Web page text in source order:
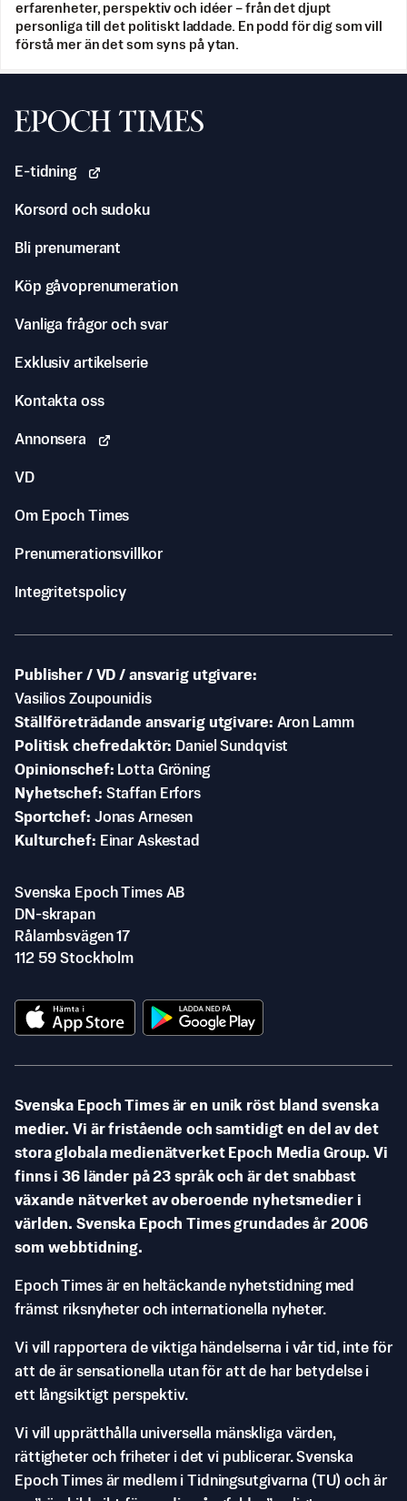
erfarenheter, perspektiv och idéer – från det djupt
personliga till det politiskt laddade. En podd för dig som vill
förstå mer än det som syns på ytan.
Svenska Epoch Times
E-tidning
Korsord och sudoku
Bli prenumerant
Köp gåvoprenumeration
Vanliga frågor och svar
Exklusiv artikelserie
Kontakta oss
Annonsera
VD
Om Epoch Times
Prenumerationsvillkor
Integritetspolicy
Publisher / VD / ansvarig utgivare
Vasilios Zoupounidis
Ställföreträdande ansvarig utgivare Aron Lamm
Politisk chefredaktör
Daniel Sundqvist
Opinionschef
Lotta Gröning
Nyhetschef Staffan Erfors
Sportchef Jonas Arnesen
Kulturchef
Einar Askestad
Svenska Epoch Times AB
DN-skrapan
Rålambsvägen 17
112 59 Stockholm
Svenska Epoch Times är en unik röst bland svenska
medier. Vi är fristående och samtidigt en del av det
stora globala medienätverket Epoch Media Group. Vi
finns i 36 länder på 23 språk och är det snabbast
växande nätverket av oberoende nyhetsmedier i
världen. Svenska Epoch Times grundades år 2006
som webbtidning.
Epoch Times är en heltäckande nyhetstidning med
främst riksnyheter och internationella nyheter.
Vi vill rapportera de viktiga händelserna i vår tid, inte för
att de är sensationella utan för att de har betydelse i
ett långsiktigt perspektiv.
Vi vill upprätthålla universella mänskliga värden,
rättigheter och friheter i det vi publicerar. Svenska
Epoch Times är medlem i Tidningsutgivarna (TU) och är